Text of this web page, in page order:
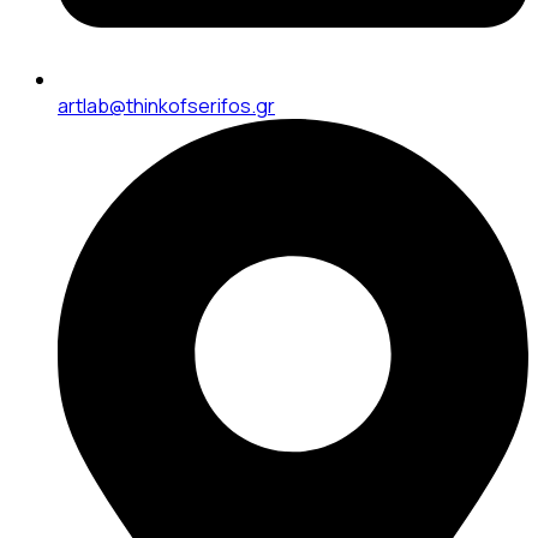
artlab@thinkofserifos.gr